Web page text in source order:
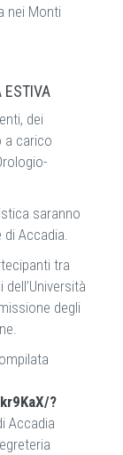
nei Monti
ESTIVA
dei
a carico
saranno
Accadia.
tra
degli
?
Accadia